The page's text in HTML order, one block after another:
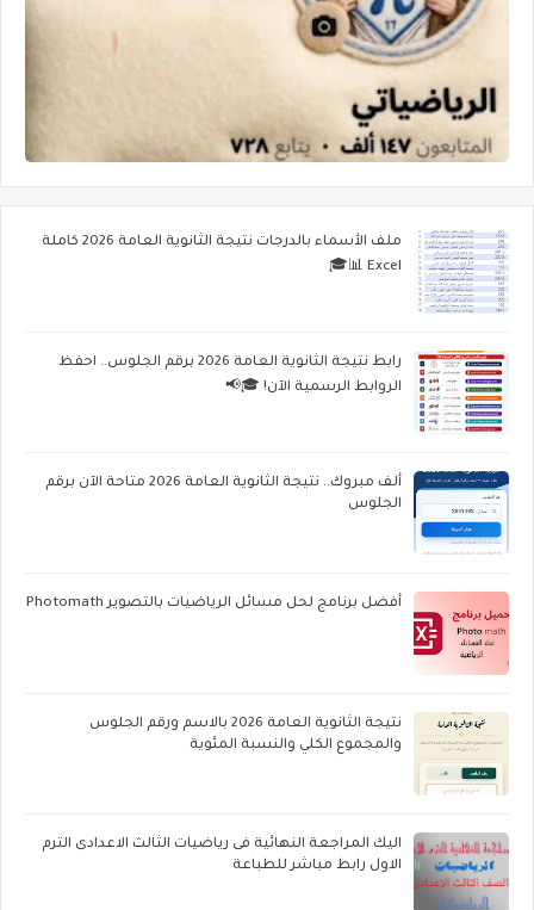
ملف الأسماء بالدرجات نتيجة الثانوية العامة 2026 كاملة
Excel 📊🎓
رابط نتيجة الثانوية العامة 2026 برقم الجلوس.. احفظ
الروابط الرسمية الآن! 🎓📢
ألف مبروك.. نتيجة الثانوية العامة 2026 متاحة الآن برقم
الجلوس
أفضل برنامج لحل مسائل الرياضيات بالتصوير Photomath
نتيجة الثانوية العامة 2026 بالاسم ورقم الجلوس
والمجموع الكلي والنسبة المئوية
اليك المراجعة النهائية فى رياضيات الثالث الاعدادى الترم
الاول رابط مباشر للطباعة